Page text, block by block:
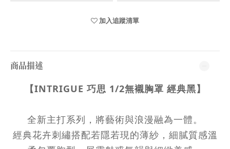
加入追蹤清單
商品描述
【INTRIGUE 巧思 1/2無襯胸罩 經典黑】
全新主打系列，將藝術與浪漫融為一體。
經典花卉刺繡搭配若隱若現的薄紗，細膩質感溫